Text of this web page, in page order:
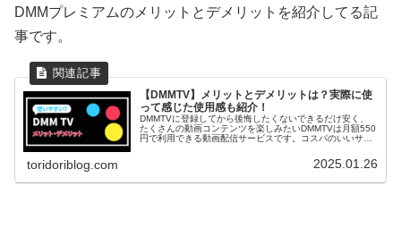
DMMプレミアムのメリットとデメリットを紹介してる記
事です。
【DMMTV】メリットとデメリットは？実際に使
って感じた使用感も紹介！
DMMTVに登録してから後悔したくないできるだけ安く、
たくさんの動画コンテンツを楽しみたいDMMTVは月額550
円で利用できる動画配信サービスです。コスパのいいサー
toridoriblog.com 2025.01.26